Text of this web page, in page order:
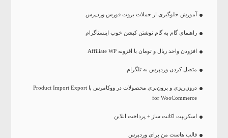
آموزش جلوگیری از حملات بروت فورس وردپرس
راهنمای گام به گام نوشتن کپشن خوب اینستاگرام
افزودن واحد ریال و تومان با افزونه Affiliate WP
متصل کردن وردپرس به تلگرام
درون‌ریزی و برون‌بری محصولات در ووکامرس با Product Import Export
for WooCommerce
اسکریپت اکانت ساز + پرداخت انلاین
قالب هاست من برای وردپرس